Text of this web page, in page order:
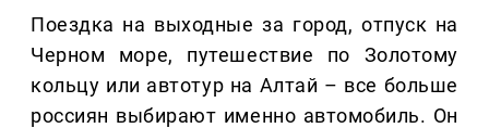
Поездка на выходные за город, отпуск на
Черном море, путешествие по Золотому
кольцу или автотур на Алтай – все больше
россиян выбирают именно автомобиль. Он